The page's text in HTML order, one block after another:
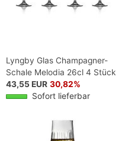
Lyngby Glas Champagner-
Schale Melodia 26cl 4 Stück
43,55 EUR 30,82%
Sofort lieferbar